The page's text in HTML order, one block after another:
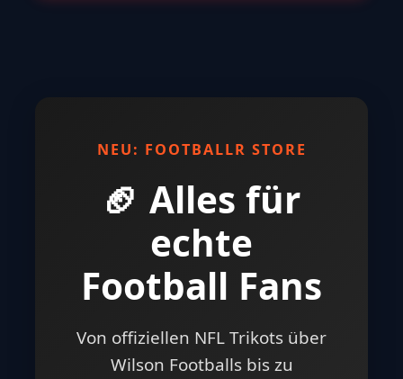
NEU: FOOTBALLR STORE
🏈 Alles für
echte
Football Fans
Von offiziellen NFL Trikots über
Wilson Footballs bis zu